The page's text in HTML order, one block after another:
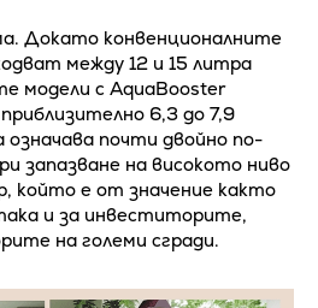
Докато конвенционалните
между 12 и 15 литра
модели с AquaBooster
6,3 до 7,9
почти двойно по-
запазване на високото ниво
който е от значение както
и за инвеститорите,
на големи сгради.